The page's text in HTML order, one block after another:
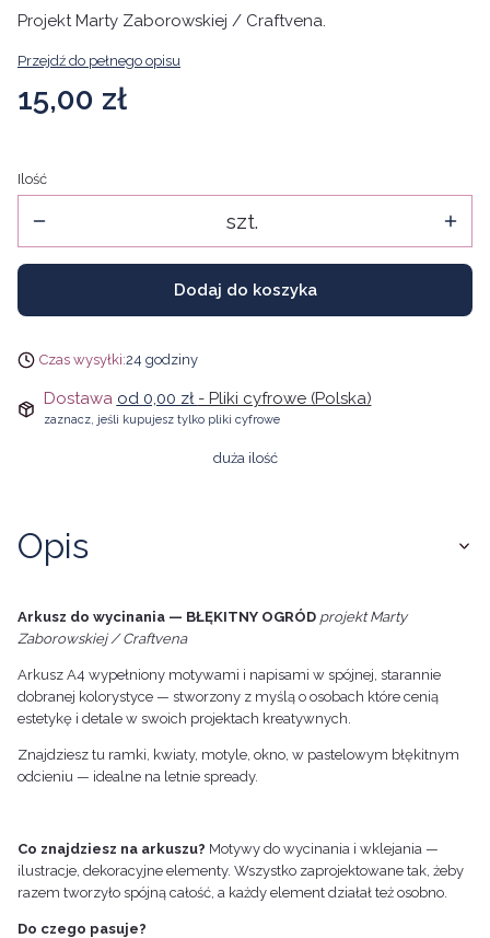
Projekt Marty Zaborowskiej / Craftvena.
Przejdź do pełnego opisu
Cena
15,00 zł
Ilość
szt.
Dodaj do koszyka
Czas wysyłki:24 godziny
Dostawa od 0,00 zł - Pliki cyfrowe (Polska)
zaznacz, jeśli kupujesz tylko pliki cyfrowe
duża ilość
Opis
Arkusz do wycinania — BŁĘKITNY OGRÓD projekt Marty
Zaborowskiej / Craftvena
Arkusz A4 wypełniony motywami i napisami w spójnej, starannie
dobranej kolorystyce — stworzony z myślą o osobach które cenią
estetykę i detale w swoich projektach kreatywnych.
Znajdziesz tu ramki, kwiaty, motyle, okno, w pastelowym błękitnym
odcieniu — idealne na letnie spready.
Co znajdziesz na arkuszu? Motywy do wycinania i wklejania —
ilustracje, dekoracyjne elementy. Wszystko zaprojektowane tak, żeby
razem tworzyło spójną całość, a każdy element działał też osobno.
Do czego pasuje?